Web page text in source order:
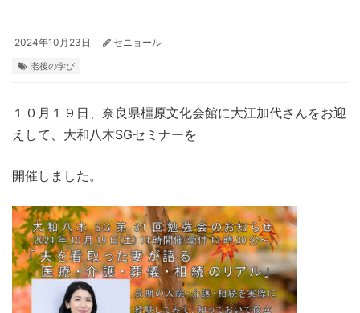
2024年10月23日 セニョール
老後の学び
１０月１９日、奈良県橿原文化会館に大江加代さんをお迎
えして、大和八木SGセミナーを
開催しました。